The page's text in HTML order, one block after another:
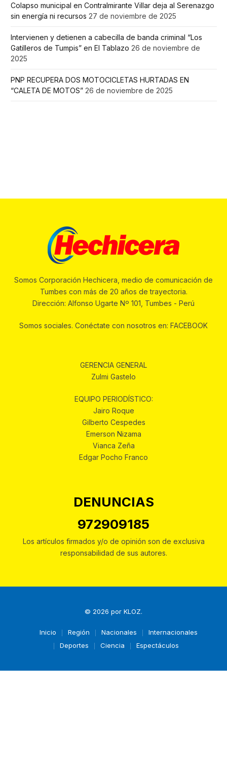
Colapso municipal en Contralmirante Villar deja al Serenazgo
sin energía ni recursos 27 de noviembre de 2025
Intervienen y detienen a cabecilla de banda criminal “Los
Gatilleros de Tumpis” en El Tablazo 26 de noviembre de
2025
PNP RECUPERA DOS MOTOCICLETAS HURTADAS EN
“CALETA DE MOTOS” 26 de noviembre de 2025
Somos Corporación Hechicera, medio de comunicación de
Tumbes con más de 20 años de trayectoria.
Dirección: Alfonso Ugarte Nº 101, Tumbes - Perú
Somos sociales. Conéctate con nosotros en: FACEBOOK
GERENCIA GENERAL
Zulmi Gastelo
EQUIPO PERIODÍSTICO:
Jairo Roque
Gilberto Cespedes
Emerson Nizama
Vianca Zeña
Edgar Pocho Franco
DENUNCIAS
972909185
Los artículos firmados y/o de opinión son de exclusiva
responsabilidad de sus autores.
© 2026 por KLOZ.
Inicio Región Nacionales
Internacionales
Deportes
Ciencia Espectáculos